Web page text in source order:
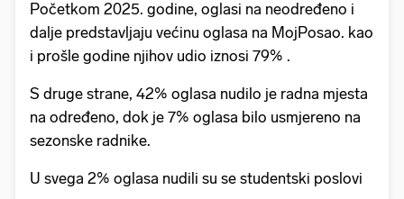
Početkom 2025. godine, oglasi na neodređeno i
dalje predstavljaju većinu oglasa na MojPosao. kao
i prošle godine njihov udio iznosi 79% .
S druge strane, 42% oglasa nudilo je radna mjesta
na određeno, dok je 7% oglasa bilo usmjereno na
sezonske radnike.
U svega 2% oglasa nudili su se studentski poslovi